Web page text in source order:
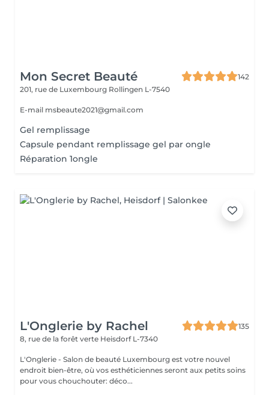
Mon Secret Beauté
142
201, rue de Luxembourg Rollingen L-7540
E-mail msbeaute2021@gmail.com
Gel remplissage
Capsule pendant remplissage gel par ongle
Réparation 1ongle
L'Onglerie by Rachel
135
8, rue de la forêt verte Heisdorf L-7340
L'Onglerie - Salon de beauté Luxembourg est votre nouvel
endroit bien-être, où vos esthéticiennes seront aux petits soins
pour vous chouchouter: déco...